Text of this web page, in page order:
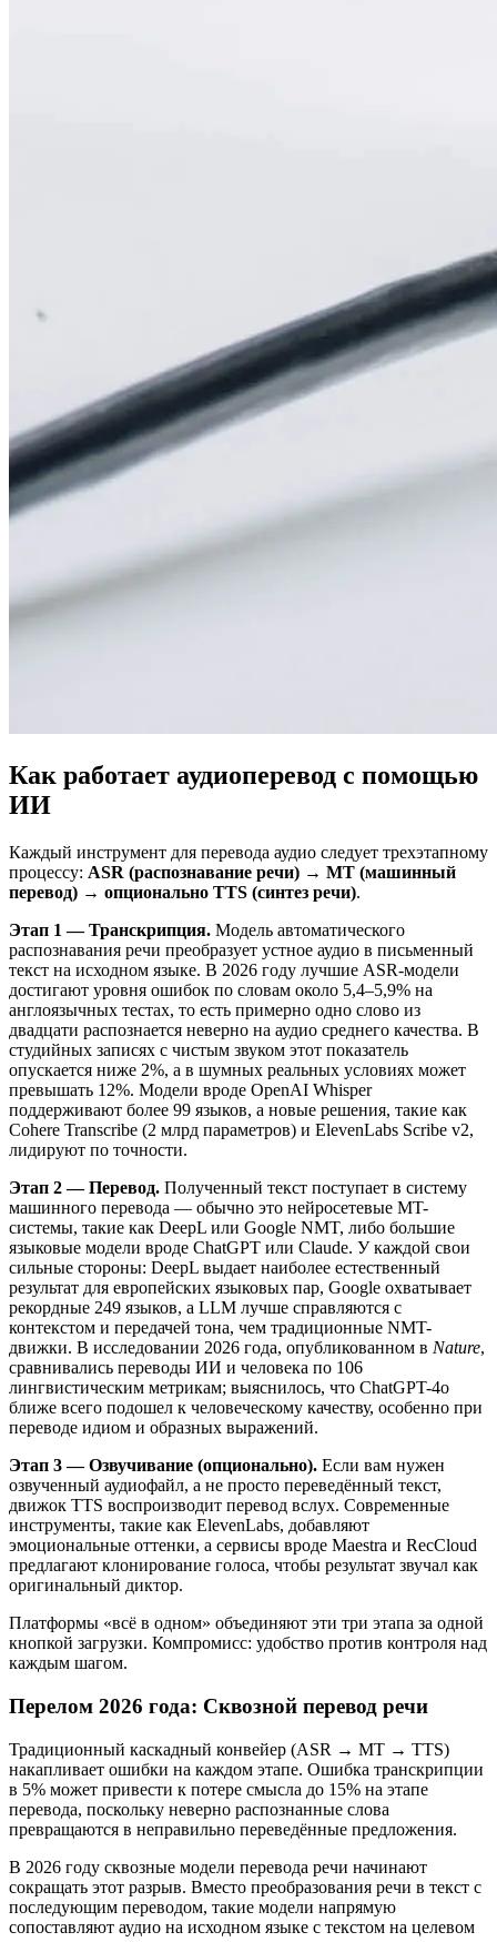
Как работает аудиоперевод с помощью
ИИ
Каждый инструмент для перевода аудио следует трехэтапному
процессу: ASR (распознавание речи) → MT (машинный
перевод) → опционально TTS (синтез речи).
Этап 1 — Транскрипция. Модель автоматического
распознавания речи преобразует устное аудио в письменный
текст на исходном языке. В 2026 году лучшие ASR-модели
достигают уровня ошибок по словам около 5,4–5,9% на
англоязычных тестах, то есть примерно одно слово из
двадцати распознается неверно на аудио среднего качества. В
студийных записях с чистым звуком этот показатель
опускается ниже 2%, а в шумных реальных условиях может
превышать 12%. Модели вроде OpenAI Whisper
поддерживают более 99 языков, а новые решения, такие как
Cohere Transcribe (2 млрд параметров) и ElevenLabs Scribe v2,
лидируют по точности.
Этап 2 — Перевод. Полученный текст поступает в систему
машинного перевода — обычно это нейросетевые MT-
системы, такие как DeepL или Google NMT, либо большие
языковые модели вроде ChatGPT или Claude. У каждой свои
сильные стороны: DeepL выдает наиболее естественный
результат для европейских языковых пар, Google охватывает
рекордные 249 языков, а LLM лучше справляются с
контекстом и передачей тона, чем традиционные NMT-
движки. В исследовании 2026 года, опубликованном в Nature,
сравнивались переводы ИИ и человека по 106
лингвистическим метрикам; выяснилось, что ChatGPT-4o
ближе всего подошел к человеческому качеству, особенно при
переводе идиом и образных выражений.
Этап 3 — Озвучивание (опционально). Если вам нужен
озвученный аудиофайл, а не просто переведённый текст,
движок TTS воспроизводит перевод вслух. Современные
инструменты, такие как ElevenLabs, добавляют
эмоциональные оттенки, а сервисы вроде Maestra и RecCloud
предлагают клонирование голоса, чтобы результат звучал как
оригинальный диктор.
Платформы «всё в одном» объединяют эти три этапа за одной
кнопкой загрузки. Компромисс: удобство против контроля над
каждым шагом.
Перелом 2026 года: Сквозной перевод речи
Традиционный каскадный конвейер (ASR → MT → TTS)
накапливает ошибки на каждом этапе. Ошибка транскрипции
в 5% может привести к потере смысла до 15% на этапе
перевода, поскольку неверно распознанные слова
превращаются в неправильно переведённые предложения.
В 2026 году сквозные модели перевода речи начинают
сокращать этот разрыв. Вместо преобразования речи в текст с
последующим переводом, такие модели напрямую
сопоставляют аудио на исходном языке с текстом на целевом